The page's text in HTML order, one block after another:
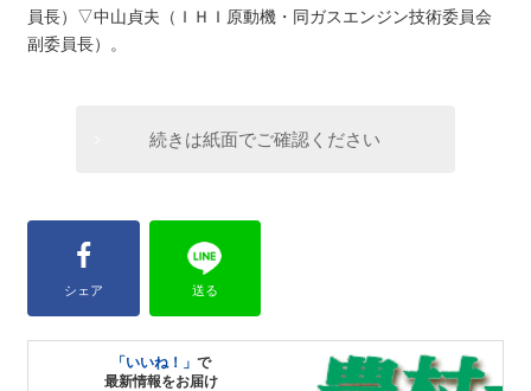
員長）▽中山貞夫（ＩＨＩ原動機・同ガスエンジン技術委員会
副委員長）。
続きは紙面でご確認ください
シェア 送る
「いいね！」で
最新情報をお届け